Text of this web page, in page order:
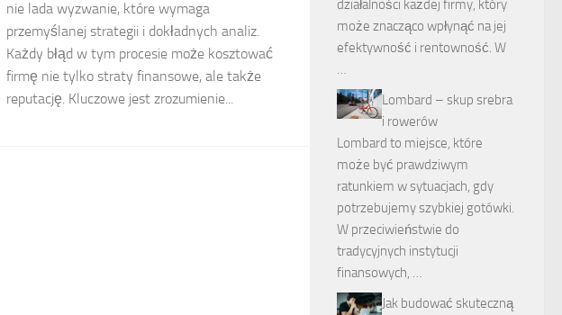
nie lada wyzwanie, które wymaga
przemyślanej strategii i dokładnych analiz.
Każdy błąd w tym procesie może kosztować
firmę nie tylko straty finansowe, ale także
reputację. Kluczowe jest zrozumienie...
działalności każdej firmy, który
może znacząco wpłynąć na jej
efektywność i rentowność. W
…
Lombard – skup srebra
i rowerów
Lombard to miejsce, które
może być prawdziwym
ratunkiem w sytuacjach, gdy
potrzebujemy szybkiej gotówki.
W przeciwieństwie do
tradycyjnych instytucji
finansowych, …
Jak budować skuteczną